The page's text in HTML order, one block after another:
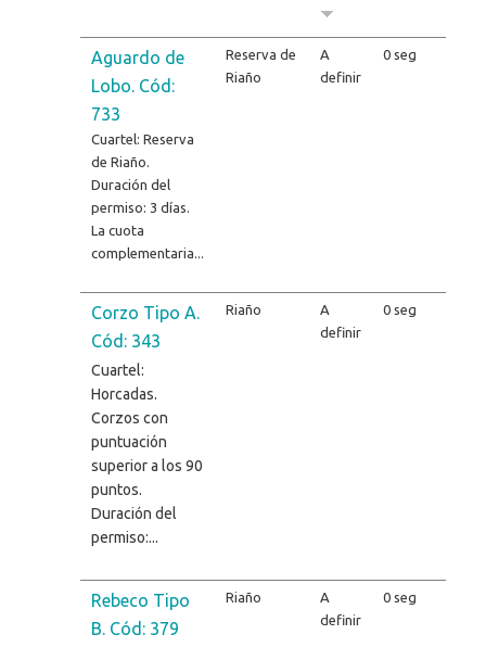
Aguardo de
Lobo. Cód:
733
Cuartel: Reserva
de Riaño.
Duración del
permiso: 3 días.
La cuota
complementaria...
Reserva de
Riaño
A
definir
0 seg
Corzo Tipo A.
Cód: 343
Cuartel:
Horcadas.
Corzos con
puntuación
superior a los 90
puntos.
Duración del
permiso:...
Riaño
A
definir
0 seg
Rebeco Tipo
B. Cód: 379
Riaño
A
definir
0 seg